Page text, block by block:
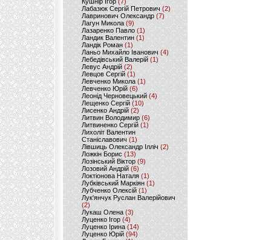
Лабазюк Сергій Петрович (2)
Лавринович Олександр(7)
Лагун Микола(9)
Лазаренко Павло (1)
Ландик Валентин (1)
Ландік Роман (1)
Ланьо Михайло Іванович(4)
Лебедівський Валерій(1)
Левус Андрій(2)
Левцов Сергій (1)
Левченко Микола (1)
Левченко Юрій (6)
Леонід Черновецький (4)
Лещенко Сергій (10)
Лисенко Андрій (2)
Литвин Володимир (6)
Литвиненко Сергій (1)
Лихоліт Валентин
Станіславович (1)
Лівшиць Олександр Ілліч (2)
Ложкін Борис(13)
Лозінський Віктор(9)
Лозовий Андрій (6)
Локтіонова Наталя (1)
Лубківський Маркіян(1)
Лубченко Олексій (1)
Лук'янчук Руслан Валерійович
(2)
Лукаш Олена (3)
Луценко Ігор (4)
Луценко Ірина (14)
Луценко Юрій (94)